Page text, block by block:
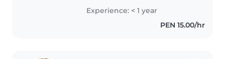
responsable, paciente y cariñosa.
Me gusta mucho pasar tiempo
con niños y tengo experiencia
Experience: < 1 year
PEN 15.00/hr